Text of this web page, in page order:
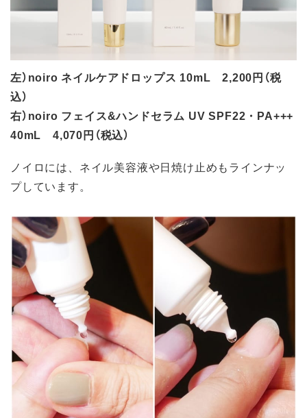
左）noiro ネイルケアドロップス 10mL 2,200円（税
込）
右）noiro フェイス&ハンドセラム UV SPF22・PA+++
40mL 4,070円（税込）
ノイロには、ネイル美容液や日焼け止めもラインナッ
プしています。